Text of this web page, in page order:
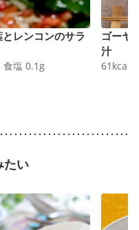
とレンコンのサラ
食塩 0.1 g
ゴーヤ
汁
61 kcal
たい